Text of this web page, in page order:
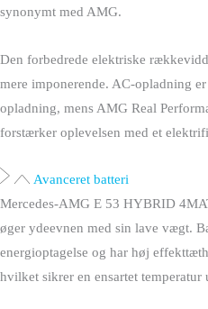
synonymt med AMG.
Den forbedrede elektriske
mere imponerende. AC-opladning
opladning, mens AMG Real
forstærker oplevelsen med et
Avanceret batteri
Mercedes-AMG E 53 HYBRID
øger ydeevnen med sin lave vægt.
energioptagelse og har høj
hvilket sikrer en ensartet temperatur